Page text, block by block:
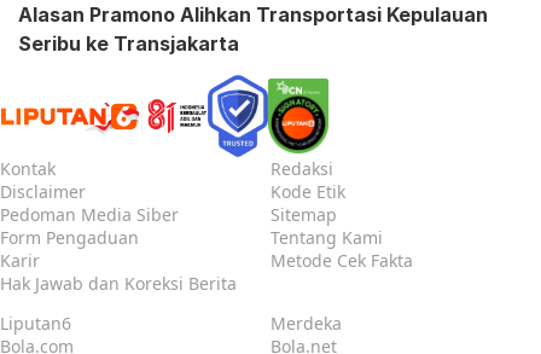
Alasan Pramono Alihkan Transportasi Kepulauan
Seribu ke Transjakarta
Kontak
Redaksi
Disclaimer
Kode Etik
Pedoman Media Siber
Sitemap
Form Pengaduan
Tentang Kami
Karir
Metode Cek Fakta
Hak Jawab dan Koreksi Berita
Liputan6
Merdeka
Bola.com
Bola.net